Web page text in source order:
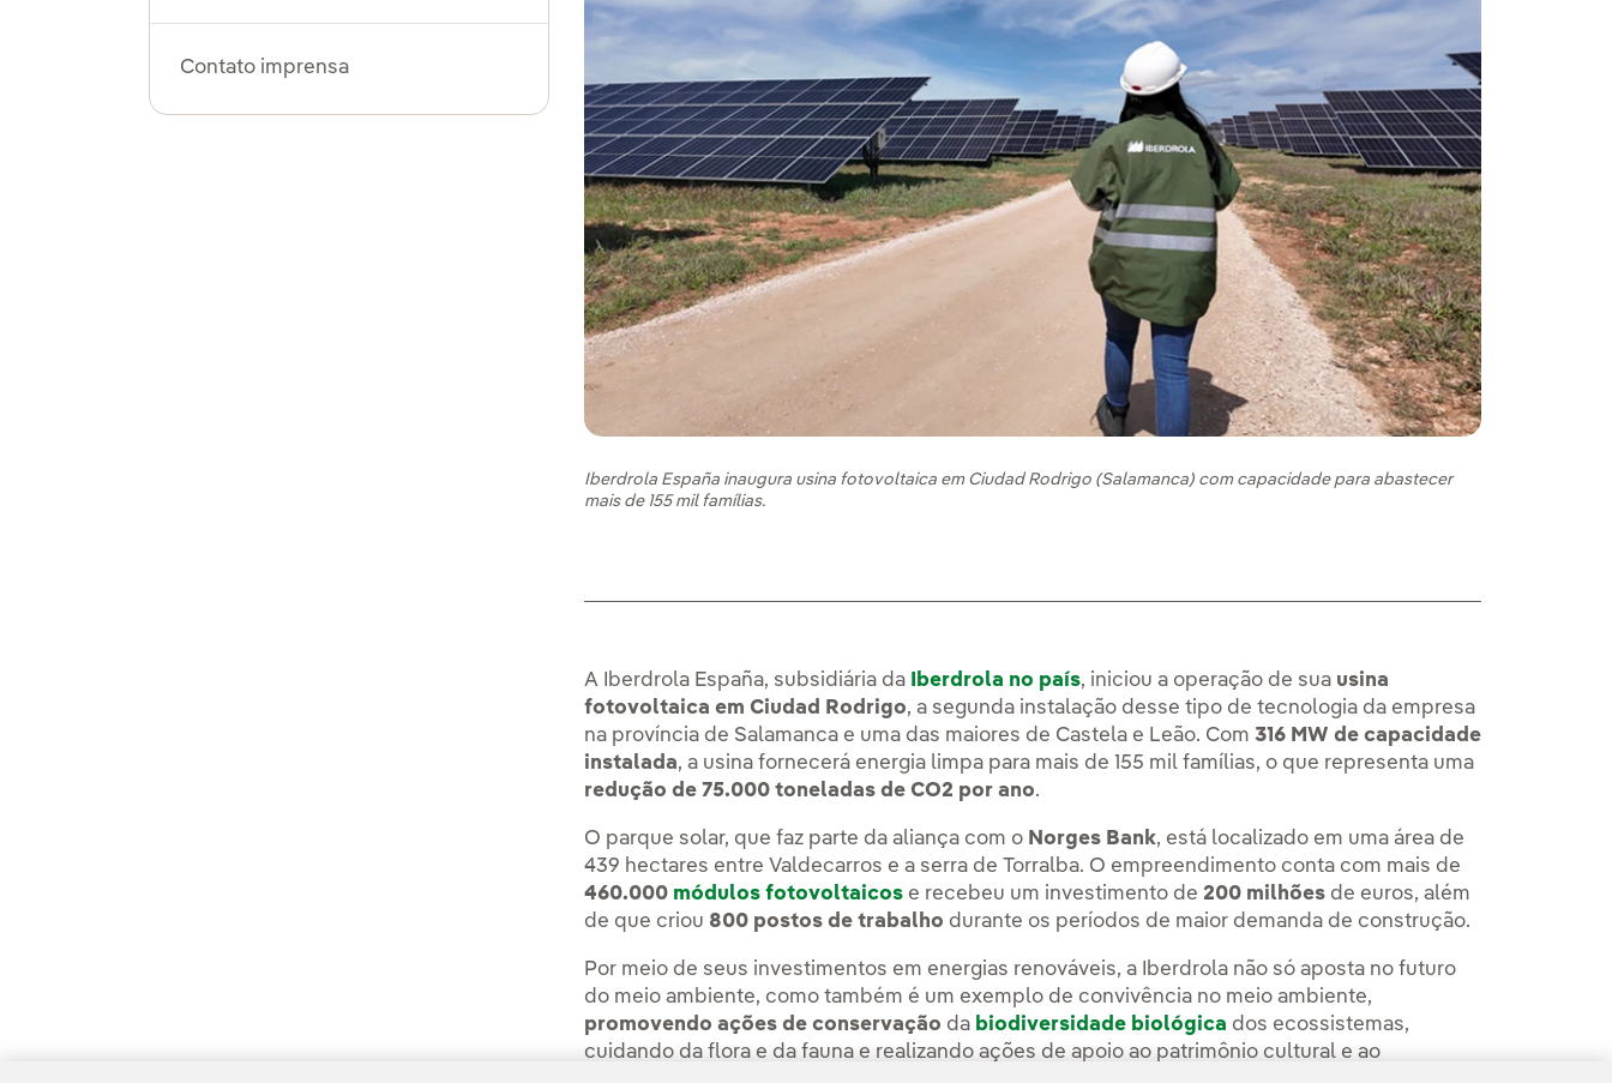
Contato imprensa
Iberdrola España inaugura usina fotovoltaica em Ciudad Rodrigo (Salamanca) com capacidade para abastecer
mais de 155 mil famílias.
A Iberdrola España, subsidiária da Iberdrola no país, iniciou a operação de sua usina
fotovoltaica em Ciudad Rodrigo, a segunda instalação desse tipo de tecnologia da empresa
na província de Salamanca e uma das maiores de Castela e Leão. Com316 MW de capacidade
instalada, a usina fornecerá energia limpa para mais de 155 mil famílias, o que representa uma
redução de 75.000 toneladas de CO2 por ano.
O parque solar, que faz parte da aliança com o Norges Bank, está localizado em uma área de
439 hectares entre Valdecarros e a serra de Torralba. O empreendimento conta com mais de
460.000 módulos fotovoltaicos e recebeu um investimento de 200 milhões de euros, além
de que criou 800 postos de trabalho durante os períodos de maior demanda de construção.
Por meio de seus investimentos em energias renováveis, a Iberdrola não só aposta no futuro
do meio ambiente, como também é um exemplo de convivência no meio ambiente,
promovendo ações de conservação da biodiversidade biológica dos ecossistemas,
cuidando da flora e da fauna e realizando ações de apoio ao patrimônio cultural e ao